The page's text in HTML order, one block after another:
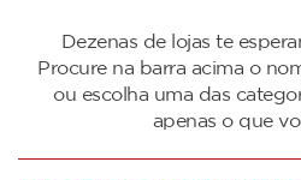
Dezenas de lojas te
Procure na barra acima o
ou escolha uma das
apenas o que